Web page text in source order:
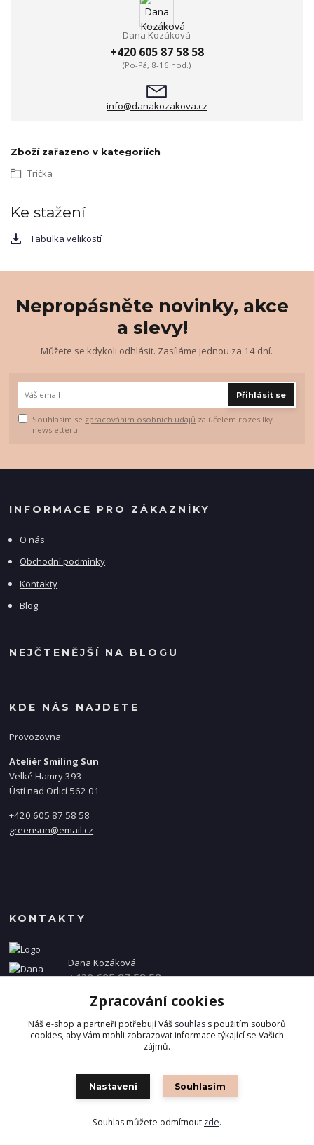
Dana Kozáková
+420 605 87 58 58
(Po-Pá, 8-16 hod.)
info@danakozakova.cz
Zboží zařazeno v kategoriích
Trička
Ke stažení
Tabulka velikostí
Nepropásněte novinky, akce
a slevy!
Můžete se kdykoli odhlásit. Zasíláme jednou za 14 dní.
Přihlásit se
Souhlasím se zpracováním osobních údajů za účelem rozesílky
newsletteru.
INFORMACE PRO ZÁKAZNÍKY
O nás
Obchodní podmínky
Kontakty
Blog
NEJČTENĚJŠÍ NA BLOGU
KDE NÁS NAJDETE
Provozovna:
Ateliér Smiling Sun
Velké Hamry 393
Ústí nad Orlicí 562 01
+420 605 87 58 58
greensun@email.cz
KONTAKTY
Dana Kozáková
+420 605 87 58 58
info@danakozakova.cz
Vytvořeno na Eshop-rychle.cz
Zpracování cookies
Náš e-shop a partneři potřebují Váš souhlas s použitím souborů
cookies, aby Vám mohli zobrazovat informace týkající se Vašich
zájmů.
Nastavení Souhlasím
Souhlas můžete odmítnout zde.